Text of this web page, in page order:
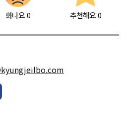
화나요0 추천해요 0